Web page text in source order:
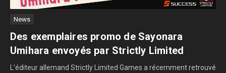
News
Des exemplaires promo de Sayonara
Umihara envoyés par Strictly Limited
L’éditeur allemand Strictly Limited Games a récemment retrouvé